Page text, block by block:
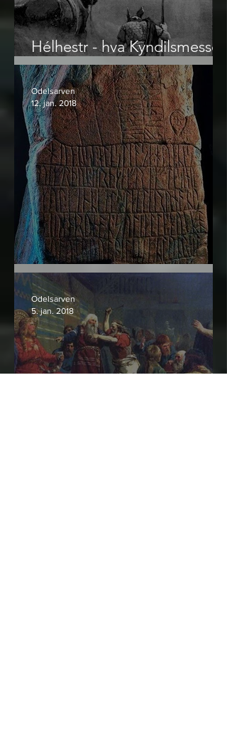
Hélhestr - hva Kyndilsmesse
og Kirkehest egentlig er
Týrsteinen og runene der
Odelsarven
12. jan. 2018
Odelsarven
5. jan. 2018